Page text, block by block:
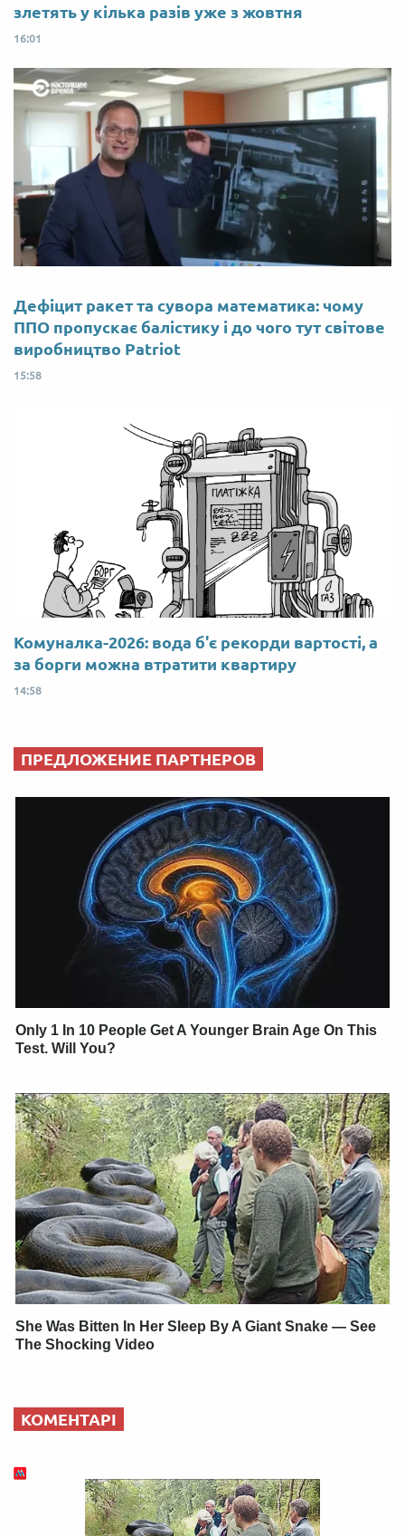
злетять у кілька разів уже з жовтня
16:01
Дефіцит ракет та сувора математика: чому
ППО пропускає балістику і до чого тут світове
виробництво Patriot
15:58
Комуналка-2026: вода б'є рекорди вартості, а
за борги можна втратити квартиру
14:58
ПРЕДЛОЖЕНИЕ ПАРТНЕРОВ
Only 1 In 10 People Get A Younger Brain Age On This
Test. Will You?
She Was Bitten In Her Sleep By A Giant Snake — See
The Shocking Video
КОМЕНТАРІ